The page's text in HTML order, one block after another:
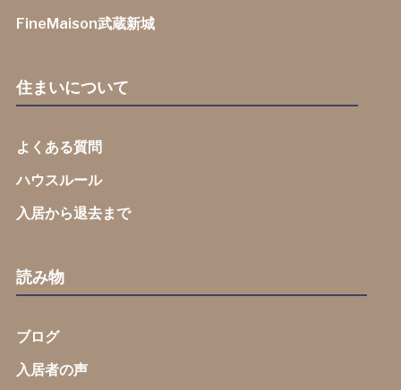
FineMaison武蔵新城
住まいについて
よくある質問
ハウスルール
入居から退去まで
読み物
ブログ
入居者の声